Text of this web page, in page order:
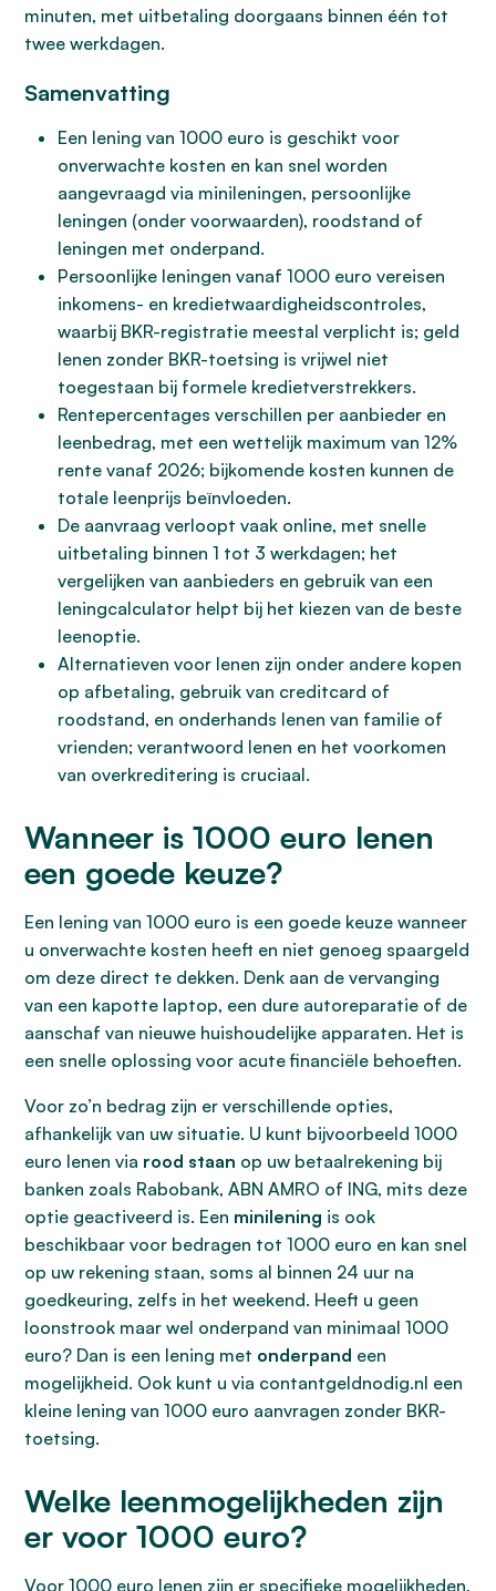
minuten, met uitbetaling doorgaans binnen één tot
twee werkdagen.
Samenvatting
Een lening van 1000 euro is geschikt voor
onverwachte kosten en kan snel worden
aangevraagd via minileningen, persoonlijke
leningen (onder voorwaarden), roodstand of
leningen met onderpand.
Persoonlijke leningen vanaf 1000 euro vereisen
inkomens- en kredietwaardigheidscontroles,
waarbij BKR-registratie meestal verplicht is; geld
lenen zonder BKR-toetsing is vrijwel niet
toegestaan bij formele kredietverstrekkers.
Rentepercentages verschillen per aanbieder en
leenbedrag, met een wettelijk maximum van 12%
rente vanaf 2026; bijkomende kosten kunnen de
totale leenprijs beïnvloeden.
De aanvraag verloopt vaak online, met snelle
uitbetaling binnen 1 tot 3 werkdagen; het
vergelijken van aanbieders en gebruik van een
leningcalculator helpt bij het kiezen van de beste
leenoptie.
Alternatieven voor lenen zijn onder andere kopen
op afbetaling, gebruik van creditcard of
roodstand, en onderhands lenen van familie of
vrienden; verantwoord lenen en het voorkomen
van overkreditering is cruciaal.
Wanneer is 1000 euro lenen
een goede keuze?
Een lening van 1000 euro is een goede keuze wanneer
u onverwachte kosten heeft en niet genoeg spaargeld
om deze direct te dekken. Denk aan de vervanging
van een kapotte laptop, een dure autoreparatie of de
aanschaf van nieuwe huishoudelijke apparaten. Het is
een snelle oplossing voor acute financiële behoeften.
Voor zo’n bedrag zijn er verschillende opties,
afhankelijk van uw situatie. U kunt bijvoorbeeld 1000
euro lenen via rood staan op uw betaalrekening bij
banken zoals Rabobank, ABN AMRO of ING, mits deze
optie geactiveerd is. Een minilening is ook
beschikbaar voor bedragen tot 1000 euro en kan snel
op uw rekening staan, soms al binnen 24 uur na
goedkeuring, zelfs in het weekend. Heeft u geen
loonstrook maar wel onderpand van minimaal 1000
euro? Dan is een lening met onderpand een
mogelijkheid. Ook kunt u via contantgeldnodig.nl een
kleine lening van 1000 euro aanvragen zonder BKR-
toetsing.
Welke leenmogelijkheden zijn
er voor 1000 euro?
Voor 1000 euro lenen zijn er specifieke mogelijkheden,